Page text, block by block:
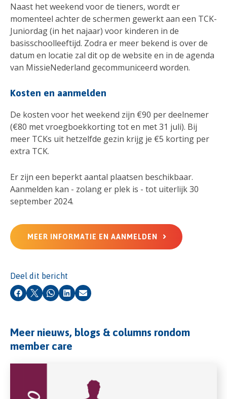
Naast het weekend voor de tieners, wordt er
momenteel achter de schermen gewerkt aan een TCK-
Juniordag (in het najaar) voor kinderen in de
basisschoolleeftijd. Zodra er meer bekend is over de
datum en locatie zal dit op de website en in de agenda
van MissieNederland gecommuniceerd worden.
Kosten en aanmelden
De kosten voor het weekend zijn €90 per deelnemer
(€80 met vroegboekkorting tot en met 31 juli). Bij
meer TCKs uit hetzelfde gezin krijg je €5 korting per
extra TCK.
Er zijn een beperkt aantal plaatsen beschikbaar.
Aanmelden kan - zolang er plek is - tot uiterlijk 30
september 2024.
MEER INFORMATIE EN AANMELDEN
Deel dit bericht
Facebook
X Whatsapp
LinkedInE-mail
Meer nieuws, blogs & columns rondom
member care